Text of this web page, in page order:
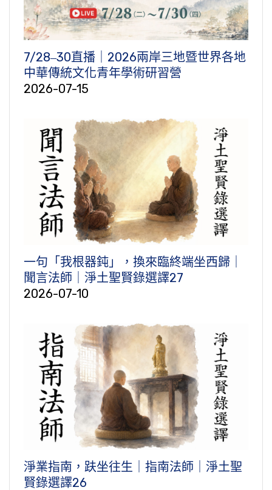
7/28‒30直播｜2026兩岸三地暨世界各地
中華傳統文化青年學術研習營
2026-07-15
一句「我根器鈍」，換來臨終端坐西歸｜
聞言法師｜淨土聖賢錄選譯27
2026-07-10
淨業指南，趺坐往生｜指南法師｜淨土聖
賢錄選譯26